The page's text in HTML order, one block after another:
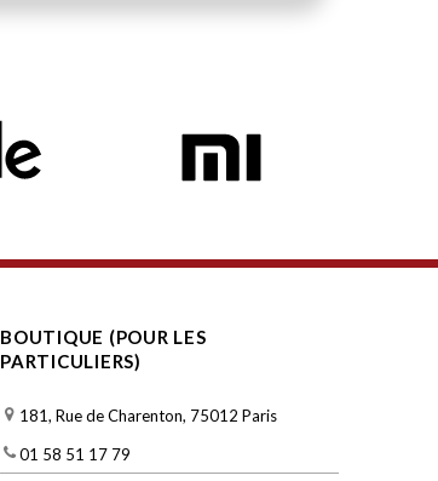
BOUTIQUE (POUR LES
PARTICULIERS)
181, Rue de Charenton, 75012 Paris
01 58 51 17 79